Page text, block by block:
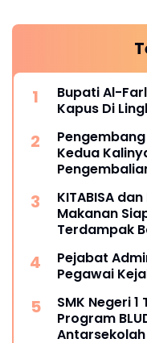
Bupati Al-
Kapus Di
Kedua
KITABISA
Makanan
Terdampak
Pejabat
Pegawai
SMK Negeri
Program
Antarsekolah